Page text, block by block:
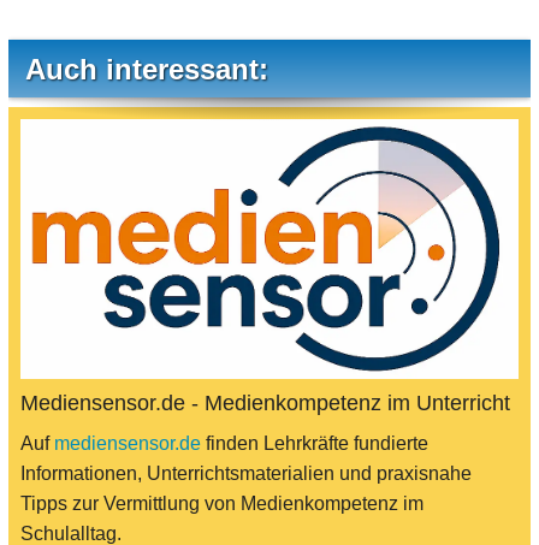
Auch interessant:
Mediensensor.de - Medienkompetenz im Unterricht
Auf mediensensor.de finden Lehrkräfte fundierte
Informationen, Unterrichtsmaterialien und praxisnahe
Tipps zur Vermittlung von Medienkompetenz im
Schulalltag.